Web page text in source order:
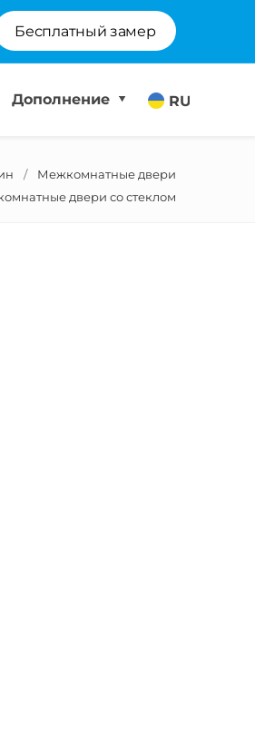
Бесплатный замер
RU
Дополнение
Межкомнатные двери
двери со стеклом